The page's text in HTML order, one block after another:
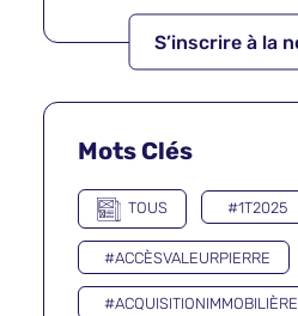
Mots Clés
TOUS #1T2025
#ACCÈSVALEURPIERRE
#ACQUISITIONIMMOBILIÈRE